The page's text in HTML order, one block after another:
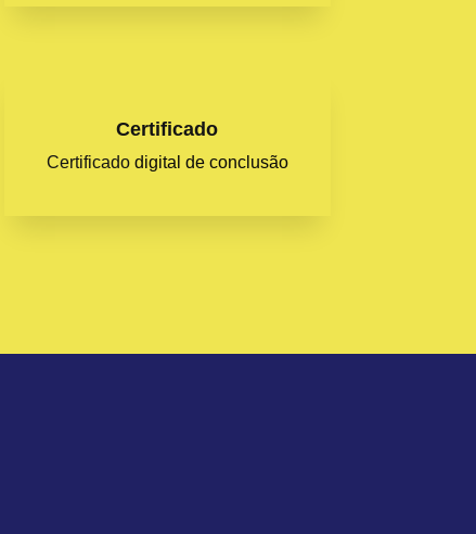
Certificado
Certificado digital de conclusão